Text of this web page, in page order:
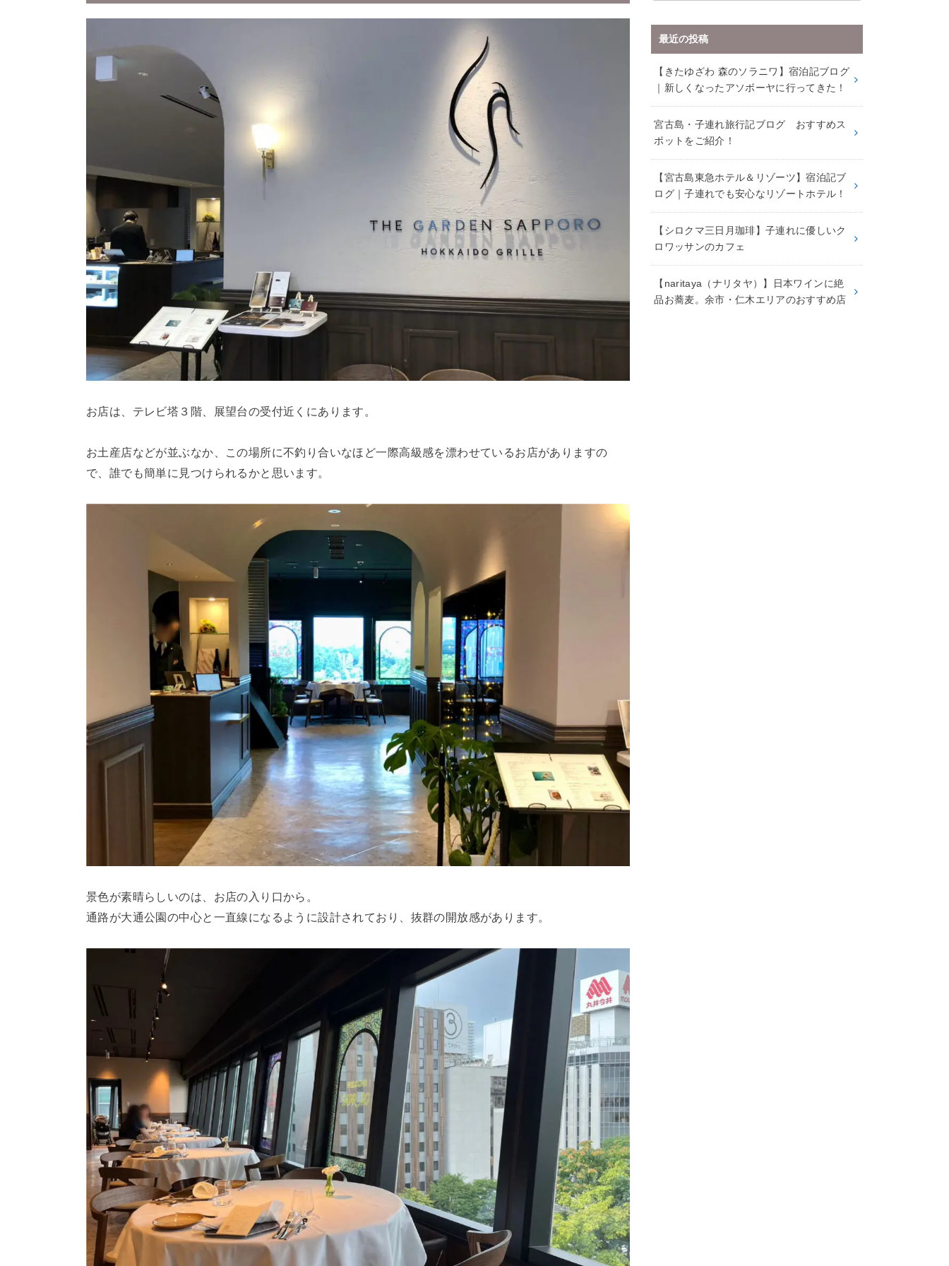
お店は、テレビ塔３階、展望台の受付近くにあります。
お土産店などが並ぶなか、この場所に不釣り合いなほど一際高級感を漂わせているお店がありますの
で、誰でも簡単に見つけられるかと思います。
景色が素晴らしいのは、お店の入り口から。
通路が大通公園の中心と一直線になるように設計されており、抜群の開放感があります。
最近の投稿
【きたゆざわ 森のソラニワ】宿泊記ブログ
｜新しくなったアソボーヤに行ってきた！
宮古島・子連れ旅行記ブログ おすすめス
ポットをご紹介！
【宮古島東急ホテル＆リゾーツ】宿泊記ブ
ログ｜子連れでも安心なリゾートホテル！
【シロクマ三日月珈琲】子連れに優しいク
ロワッサンのカフェ
【naritaya（ナリタヤ）】日本ワインに絶
品お蕎麦。余市・仁木エリアのおすすめ店